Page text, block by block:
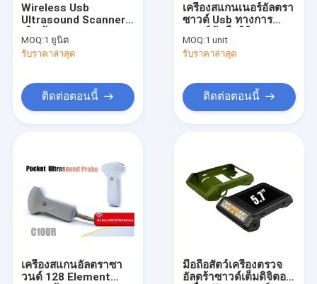
Wireless Usb
Ultrasound Scanner
IN 1
MOQ:1 ยูนิต
รับราคาล่าสุด
ติดต่อตอนนี้
เครื่องสแกนเนอร์อัลตรา
ซาวด์ Usb ทางการ
สำหรับสัตว์แสดง
ไม้บรรทัด Backfat
MOQ:1 unit
รับราคาล่าสุด
ติดต่อตอนนี้
เครื่องสแกนอัลตราซา
วนด์ 128 Element
มือถือสัตว์เครื่องตรวจ
อัลตร้าซาวด์เต็มดิจิตอล